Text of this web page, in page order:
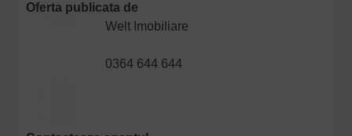
Oferta publicata de
Welt Imobiliare
0364 644 644